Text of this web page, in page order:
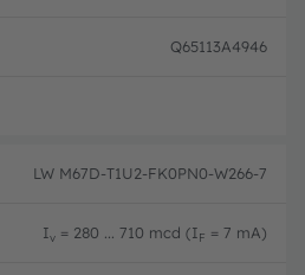
Q65113A4946
LW M67D-T1U2-FK0PN0-W266-7
Iv = 280 ... 710 mcd (IF = 7 mA)